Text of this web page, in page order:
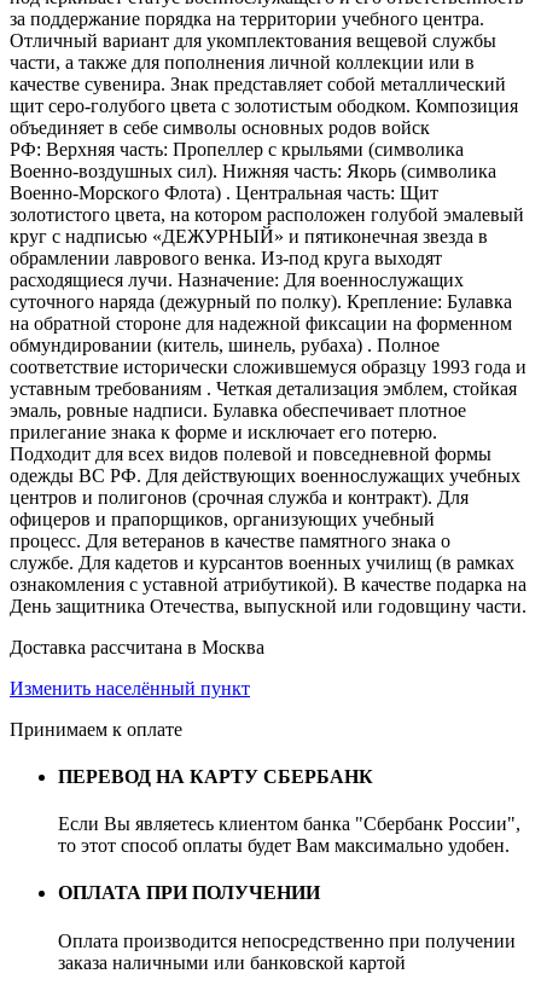
за поддержание порядка на территории учебного центра.
Отличный вариант для укомплектования вещевой службы
части, а также для пополнения личной коллекции или в
качестве сувенира. Знак представляет собой металлический
щит серо-голубого цвета с золотистым ободком. Композиция
объединяет в себе символы основных родов войск
РФ: Верхняя часть: Пропеллер с крыльями (символика
Военно-воздушных сил). Нижняя часть: Якорь (символика
Военно-Морского Флота) . Центральная часть: Щит
золотистого цвета, на котором расположен голубой эмалевый
круг с надписью «ДЕЖУРНЫЙ» и пятиконечная звезда в
обрамлении лаврового венка. Из-под круга выходят
расходящиеся лучи. Назначение: Для военнослужащих
суточного наряда (дежурный по полку). Крепление: Булавка
на обратной стороне для надежной фиксации на форменном
обмундировании (китель, шинель, рубаха) . Полное
соответствие исторически сложившемуся образцу 1993 года и
уставным требованиям . Четкая детализация эмблем, стойкая
эмаль, ровные надписи. Булавка обеспечивает плотное
прилегание знака к форме и исключает его потерю.
Подходит для всех видов полевой и повседневной формы
одежды ВС РФ. Для действующих военнослужащих учебных
центров и полигонов (срочная служба и контракт). Для
офицеров и прапорщиков, организующих учебный
процесс. Для ветеранов в качестве памятного знака о
службе. Для кадетов и курсантов военных училищ (в рамках
ознакомления с уставной атрибутикой). В качестве подарка на
День защитника Отечества, выпускной или годовщину части.
Доставка рассчитана в Москва
Изменить населённый пункт
Принимаем к оплате
ПЕРЕВОД НА КАРТУ СБЕРБАНК
Если Вы являетесь клиентом банка "Сбербанк России",
то этот способ оплаты будет Вам максимально удобен.
ОПЛАТА ПРИ ПОЛУЧЕНИИ
Оплата производится непосредственно при получении
заказа наличными или банковской картой